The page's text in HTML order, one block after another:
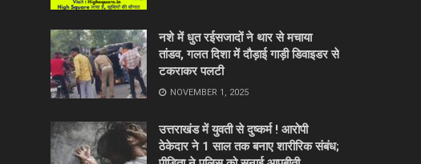
नशे में धुत रईसजादों ने थार से मचाया
तांडव, गलत दिशा में दौड़ाई गाड़ी डिवाइडर से
टकराकर पलटी
NOVEMBER 1, 2025
उत्तराखंड में युवती से दुष्कर्म ! आरोपी
ठेकेदार ने 1 साल तक बनाए शारीरिक संबंध;